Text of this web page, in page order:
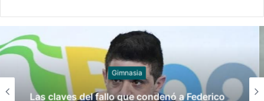
Juegos
Late el Sur: la canción de los Juegos